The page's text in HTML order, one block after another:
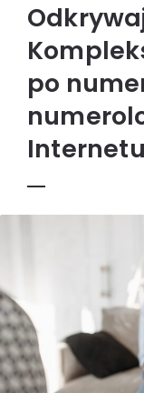
po
Internetu